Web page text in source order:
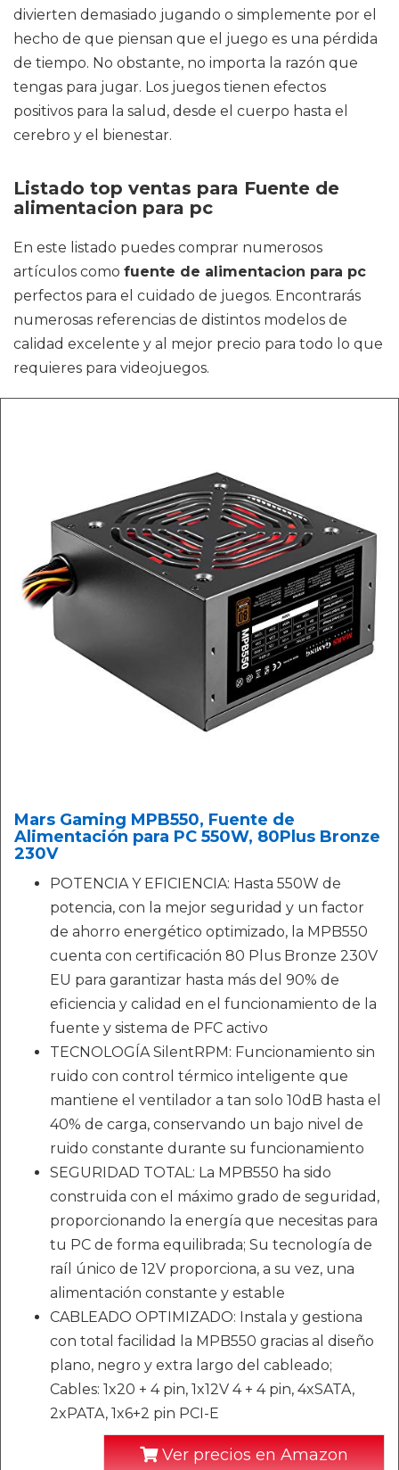
divierten demasiado jugando o simplemente por el
hecho de que piensan que el juego es una pérdida
de tiempo. No obstante, no importa la razón que
tengas para jugar. Los juegos tienen efectos
positivos para la salud, desde el cuerpo hasta el
cerebro y el bienestar.
Listado top ventas para Fuente de
alimentacion para pc
En este listado puedes comprar numerosos
artículos como fuente de alimentacion para pc
perfectos para el cuidado de juegos. Encontrarás
numerosas referencias de distintos modelos de
calidad excelente y al mejor precio para todo lo que
requieres para videojuegos.
Mars Gaming MPB550, Fuente de
Alimentación para PC 550W, 80Plus Bronze
230V
POTENCIA Y EFICIENCIA: Hasta 550W de
potencia, con la mejor seguridad y un factor
de ahorro energético optimizado, la MPB550
cuenta con certificación 80 Plus Bronze 230V
EU para garantizar hasta más del 90% de
eficiencia y calidad en el funcionamiento de la
fuente y sistema de PFC activo
TECNOLOGÍA SilentRPM: Funcionamiento sin
ruido con control térmico inteligente que
mantiene el ventilador a tan solo 10dB hasta el
40% de carga, conservando un bajo nivel de
ruido constante durante su funcionamiento
SEGURIDAD TOTAL: La MPB550 ha sido
construida con el máximo grado de seguridad,
proporcionando la energía que necesitas para
tu PC de forma equilibrada; Su tecnología de
raíl único de 12V proporciona, a su vez, una
alimentación constante y estable
CABLEADO OPTIMIZADO: Instala y gestiona
con total facilidad la MPB550 gracias al diseño
plano, negro y extra largo del cableado;
Cables: 1x20 + 4 pin, 1x12V 4 + 4 pin, 4xSATA,
2xPATA, 1x6+2 pin PCI-E
Ver precios en Amazon